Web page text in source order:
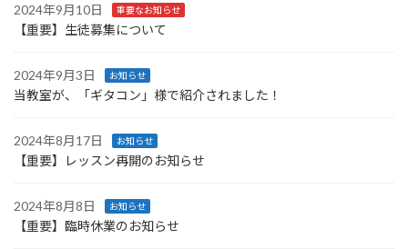
2024年9月10日 重要なお知らせ
【重要】生徒募集について
2024年9月3日 お知らせ
当教室が、「ギタコン」様で紹介されました！
2024年8月17日 お知らせ
【重要】レッスン再開のお知らせ
2024年8月8日 お知らせ
【重要】臨時休業のお知らせ